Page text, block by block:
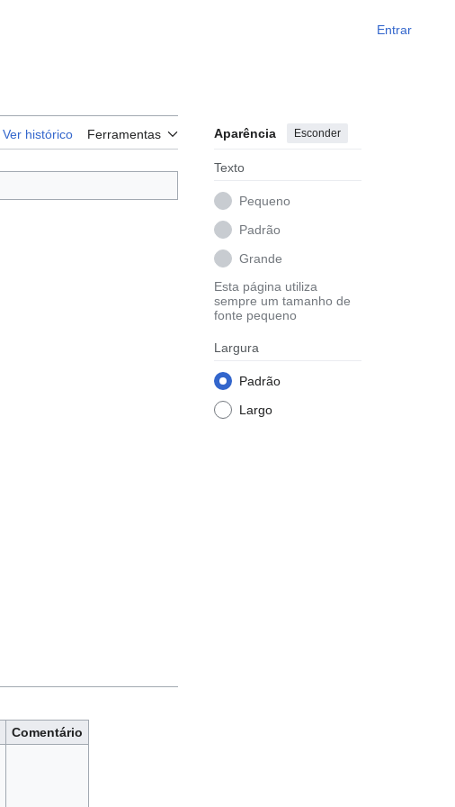
Entrar
Ver histórico Ferramentas Aparência Esconder
Texto
Pequeno
Padrão
Grande
Esta página utiliza
sempre um tamanho de
fonte pequeno
Largura
Padrão
Largo
Comentário